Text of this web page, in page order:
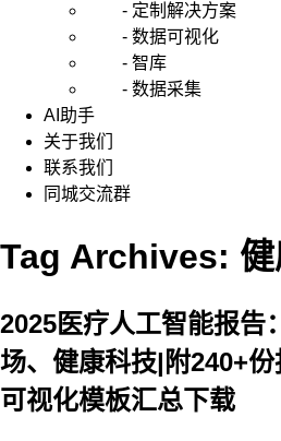
- 定制解决方案
- 数据可视化
- 智库
- 数据采集
AI助手
关于我们
联系我们
同城交流群
Tag Archives: 健
2025医疗人工智能报告
场、健康科技|附240+份
可视化模板汇总下载